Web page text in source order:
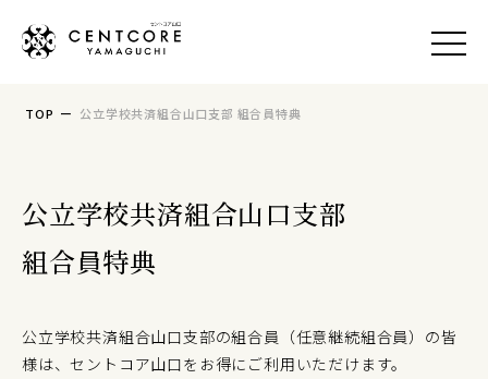
食事
おすすめプラン
TOP ー 公立学校共済組合山口支部 組合員特典
公立学校共済組合山口支部
組合員特典
公立学校共済組合山口支部の組合員（任意継続組合員）の皆
様は、セントコア山口をお得にご利用いただけます。